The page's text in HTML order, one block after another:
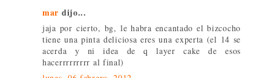
mar dijo...
jaja por cierto, bg, le habra encantado el bizcocho
tiene una pinta deliciosa eres una experta (el 14 se
acerda y ni idea de q layer cake de esos
hacerrrrrrrrr al final)